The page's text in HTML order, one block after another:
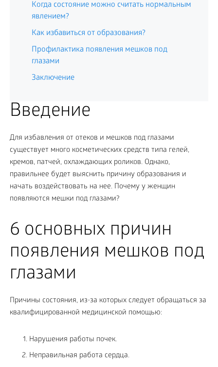
Когда состояние можно считать нормальным
явлением?
Как избавиться от образования?
Профилактика появления мешков под
глазами
Заключение
Введение
Для избавления от отеков и мешков под глазами
существует много косметических средств типа гелей,
кремов, патчей, охлаждающих роликов. Однако,
правильнее будет выяснить причину образования и
начать воздействовать на нее. Почему у женщин
появляются мешки под глазами?
6 основных причин
появления мешков под
глазами
Причины состояния, из-за которых следует обращаться за
квалифицированной медицинской помощью:
Нарушения работы почек.
Неправильная работа сердца.